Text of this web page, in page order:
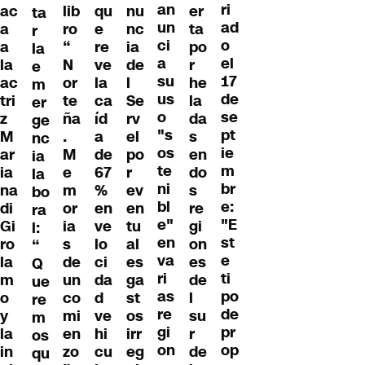
ac
a
a
la
ac
tri
z
M
ar
ia
na
di
Gi
ro
la
m
o
y
la
in
ta
r
la
e
m
er
ge
nc
ia
la
bo
ra
l:
“
Q
ue
re
m
os
qu
lib
ro
“
N
or
te
ña
.
M
e
m
or
ia
s
de
un
co
mi
en
zo
qu
e
re
ve
la
ca
íd
a
de
67
%
en
ve
lo
ci
da
d
ve
hi
cu
nu
nc
ia
de
l
Se
rv
el
po
r
ev
en
tu
al
es
ga
st
os
irr
eg
an
un
ci
a
su
us
o
"s
os
te
ni
bl
e"
en
va
ri
as
re
gi
on
er
ta
po
r
he
la
da
s
en
do
s
re
gi
on
es
de
l
su
r
de
ri
ad
o
el
17
de
se
pt
ie
m
br
e:
"E
st
e
ti
po
de
pr
op